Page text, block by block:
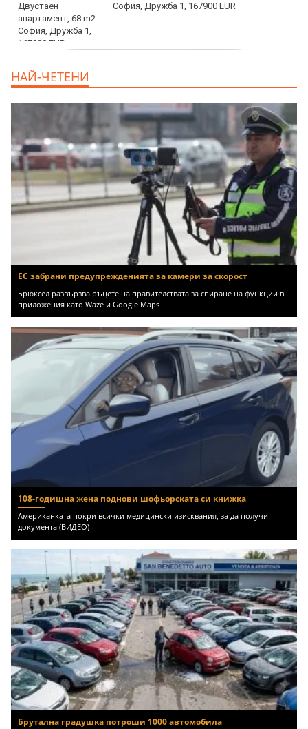
София, Дружба 1, 167900 EUR
НАЙ-ЧЕТЕНИ
ЕС забрани предупрежденията за камери за скорост
Брюксел развързва ръцете на правителствата за спиране на функции в
приложения като Waze и Google Maps
108-годишна жена поднови шофьорската си книжка
Американката покри всички медицински изисквания, за да получи
документа (ВИДЕО)
Брутална градушка потроши 1000 автомобила